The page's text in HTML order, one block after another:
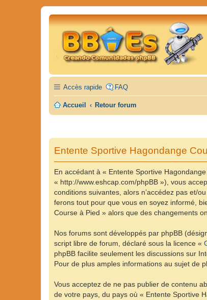
Accès rapide FAQ
Accueil Retour forum
Entente Sportive Hagondange
En accédant à « Entente Sportive
« http://www.eshcap.com/phpBB »), vous
conditions suivantes, alors n’accédez pas et/
ferons tout pour que vous en soyez informé,
Course à Pied » alors que des changements
Nos forums sont développés par phpBB
script libre de forum, déclaré sous la licence «
phpBB facilite seulement les discussions sur
Pour de plus amples informations au sujet de
Vous acceptez de ne pas publier de contenu
de votre pays, du pays où « Entente Sportive